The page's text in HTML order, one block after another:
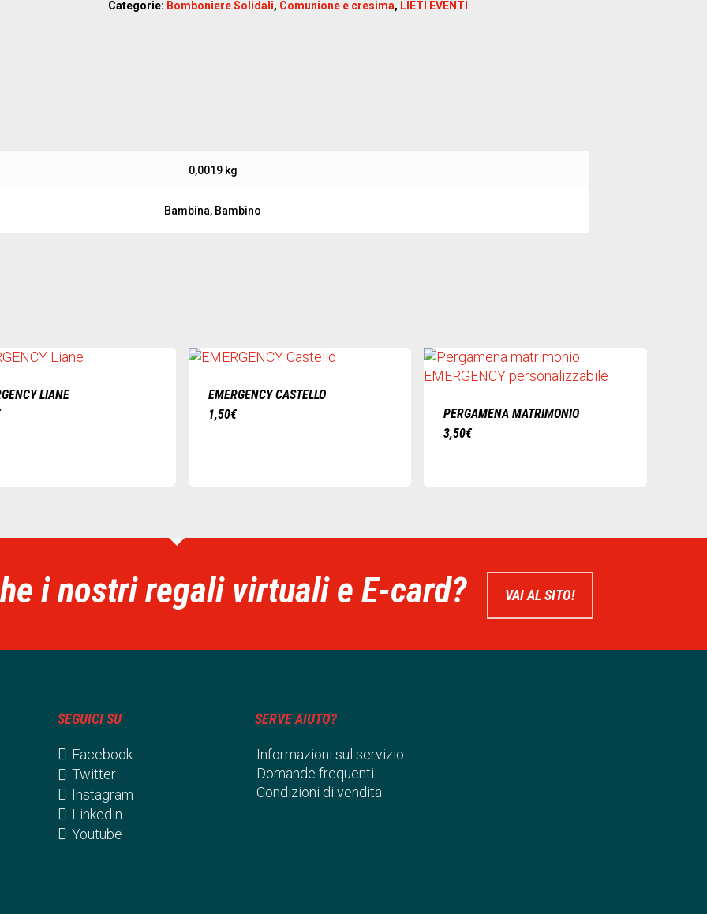
Categorie: Bomboniere Solidali, Comunione e cresima, LIETI EVENTI
0,0019 kg
Bambina, Bambino
LIANE
EMERGENCY CASTELLO
1,50€
PERGAMENA MATRIMONIO
3,50€
i nostri regali virtuali e E-card? VAI AL SITO!
SEGUICI SU
Facebook
Twitter
Instagram
Linkedin
Youtube
SERVE AIUTO?
Informazioni sul servizio
Domande frequenti
Condizioni di vendita